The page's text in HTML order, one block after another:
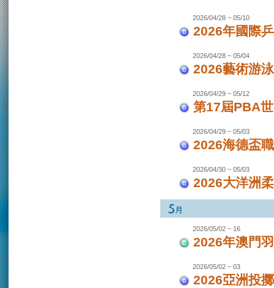
2026/04/28 ~ 05/10
2026年國際
2026/04/28 ~ 05/04
2026藝術游
2026/04/29 ~ 05/12
第17屆PBA
2026/04/29 ~ 05/03
2026海德盃
2026/04/30 ~ 05/03
2026大洋洲
2026/05/02 ~ 16
2026年澳門
2026/05/02 ~ 03
2026亞洲投